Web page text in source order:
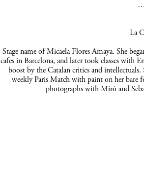
La
Stage name of Micaela Flores Amaya. She
cafes in Barcelona, and later took classes with
boost by the Catalan critics and
weekly Paris Match with paint on her bare
photographs with Miró and